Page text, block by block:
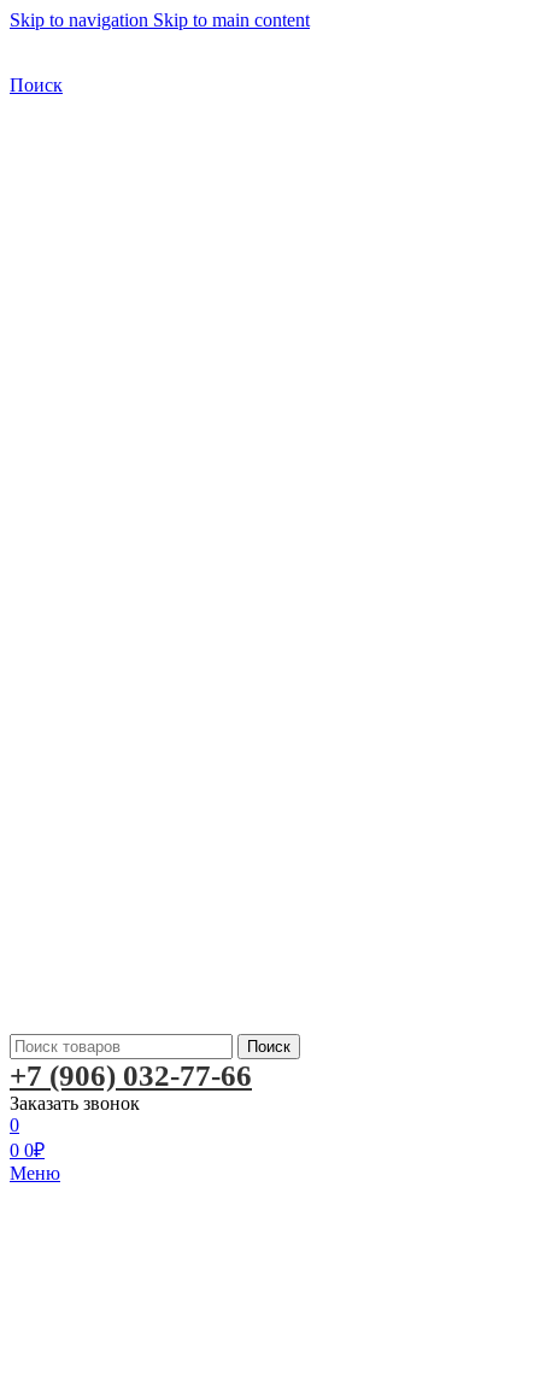
Skip to navigation Skip to main content
Поиск
Поиск
+7 (906) 032-77-66
Заказать звонок
0
0 0₽
Меню